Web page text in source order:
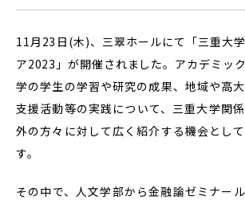
11月23日(木)、三翠ホールにて「三重大
ア2023」が開催されました。アカデミッ
学の学生の学習や研究の成果、地域や高大
支援活動等の実践について、三重大学関
外の方々に対して広く紹介する機会とし
す。
その中で、人文学部から金融論ゼミナー